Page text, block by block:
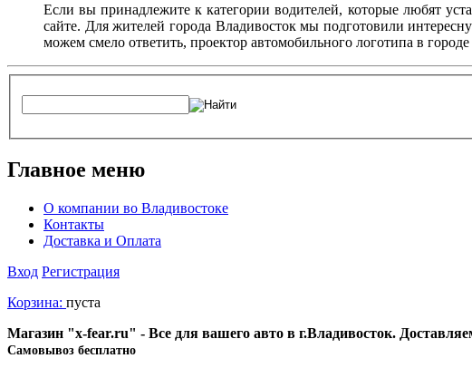
Если вы принадлежите к категории водителей, которые любят
сайте. Для жителей города Владивосток мы подготовили
можем смело ответить, проектор автомобильного логотипа в
Главное меню
О компании во Владивостоке
Контакты
Доставка и Оплата
Вход Регистрация
Корзина: пуста
Магазин "x-fear.ru" - Все для вашего авто в г.Владивосток.
Cамовывоз бесплатно